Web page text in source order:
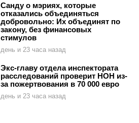
Санду о мэриях, которые
отказались объединяться
добровольно: Их объединят по
закону, без финансовых
стимулов
день и 23 часа назад
Экс-главу отдела инспектората
расследований проверит НОН из-
за пожертвования в 70 000 евро
день и 23 часа назад